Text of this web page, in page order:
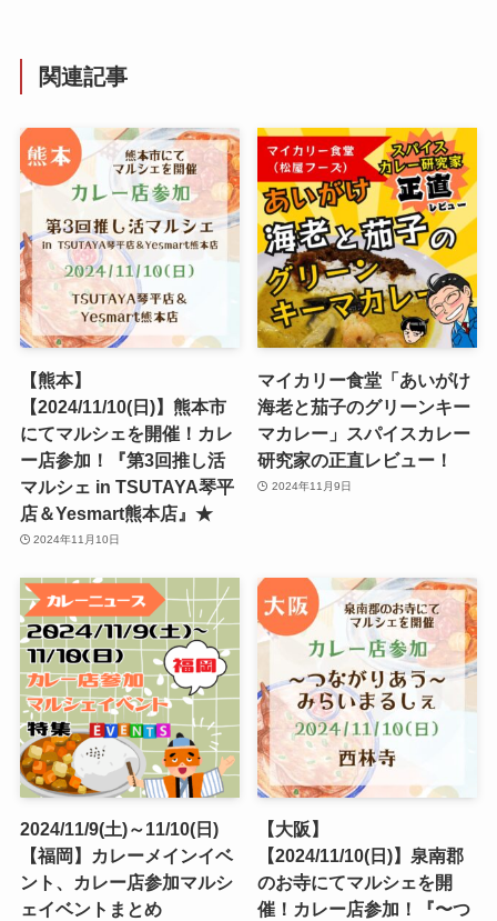
関連記事
【熊本】
【2024/11/10(日)】熊本市
にてマルシェを開催！カレ
ー店参加！『第3回推し活
マルシェ in TSUTAYA琴平
店＆Yesmart熊本店』★
2024年11月10日
マイカリー食堂「あいがけ
海老と茄子のグリーンキー
マカレー」スパイスカレー
研究家の正直レビュー！
2024年11月9日
2024/11/9(土)～11/10(日)
【福岡】カレーメインイベ
ント、カレー店参加マルシ
ェイベントまとめ
【大阪】
【2024/11/10(日)】泉南郡
のお寺にてマルシェを開
催！カレー店参加！『〜つ